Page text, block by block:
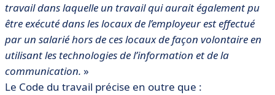
travail dans laquelle un travail qui aurait également pu
être exécuté dans les locaux de l’employeur est effectué
par un salarié hors de ces locaux de façon volontaire en
utilisant les technologies de l’information et de la
communication. »
Le Code du travail précise en outre que :